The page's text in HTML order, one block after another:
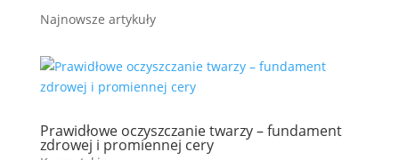
Najnowsze artykuły
Prawidłowe oczyszczanie twarzy – fundament
zdrowej i promiennej cery